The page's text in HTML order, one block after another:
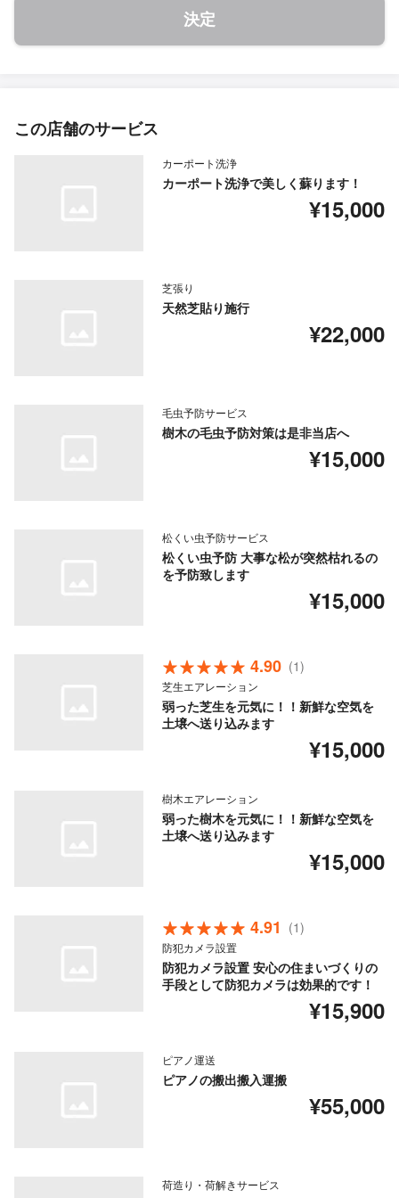
決定
この店舗のサービス
カーポート洗浄
カーポート洗浄で美しく蘇ります！
¥15,000
芝張り
天然芝貼り施行
¥22,000
毛虫予防サービス
樹木の毛虫予防対策は是非当店へ
¥15,000
松くい虫予防サービス
松くい虫予防 大事な松が突然枯れるの
を予防致します
¥15,000
4.90 (1)
芝生エアレーション
弱った芝生を元気に！！新鮮な空気を
土壌へ送り込みます
¥15,000
樹木エアレーション
弱った樹木を元気に！！新鮮な空気を
土壌へ送り込みます
¥15,000
4.91 (1)
防犯カメラ設置
防犯カメラ設置 安心の住まいづくりの
手段として防犯カメラは効果的です！
¥15,900
ピアノ運送
ピアノの搬出搬入運搬
¥55,000
荷造り・荷解きサービス